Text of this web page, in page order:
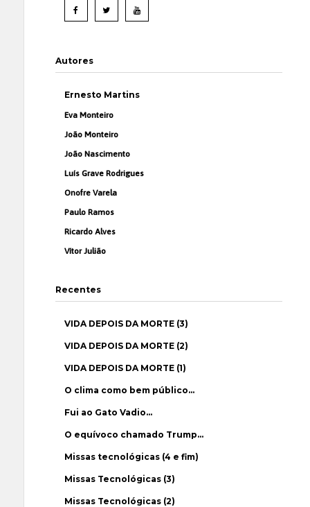
Autores
Ernesto Martins
Eva Monteiro
João Monteiro
João Nascimento
Luís Grave Rodrigues
Onofre Varela
Paulo Ramos
Ricardo Alves
Vítor Julião
Recentes
VIDA DEPOIS DA MORTE (3)
VIDA DEPOIS DA MORTE (2)
VIDA DEPOIS DA MORTE (1)
O clima como bem público…
Fui ao Gato Vadio…
O equívoco chamado Trump…
Missas tecnológicas (4 e fim)
Missas Tecnológicas (3)
Missas Tecnológicas (2)